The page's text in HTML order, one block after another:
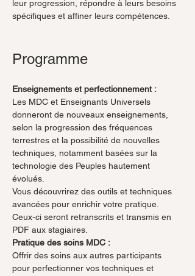
leur progression, répondre à leurs besoins
spécifiques et affiner leurs compétences.
Programme
Enseignements et perfectionnement :
Les MDC et Enseignants Universels
donneront de nouveaux enseignements,
selon la progression des fréquences
terrestres et la possibilité de nouvelles
techniques, notamment basées sur la
technologie des Peuples hautement
évolués.
Vous découvrirez des outils et techniques
avancées pour enrichir votre pratique.
Ceux-ci seront retranscrits et transmis en
PDF aux stagiaires.
Pratique des soins MDC :
Offrir des soins aux autres participants
pour perfectionner vos techniques et